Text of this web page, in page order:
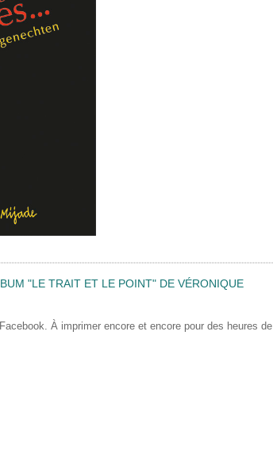
"LE TRAIT ET LE POINT" DE VÉRONIQUE
À imprimer encore et encore pour des heures de